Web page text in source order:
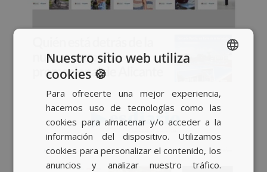
BASQUE
ENGLISH
Nuestro sitio web utiliza
cookies 🍪
Para ofrecerte una mejor experiencia,
hacemos uso de tecnologías como las
cookies para almacenar y/o acceder a la
información del dispositivo. Utilizamos
cookies para personalizar el contenido, los
anuncios y analizar nuestro tráfico.